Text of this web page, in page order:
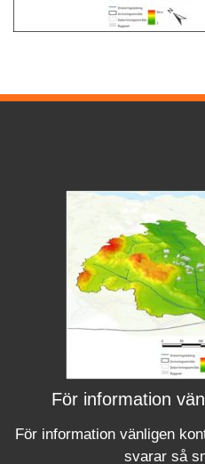
För information
För information vänligen
svararså